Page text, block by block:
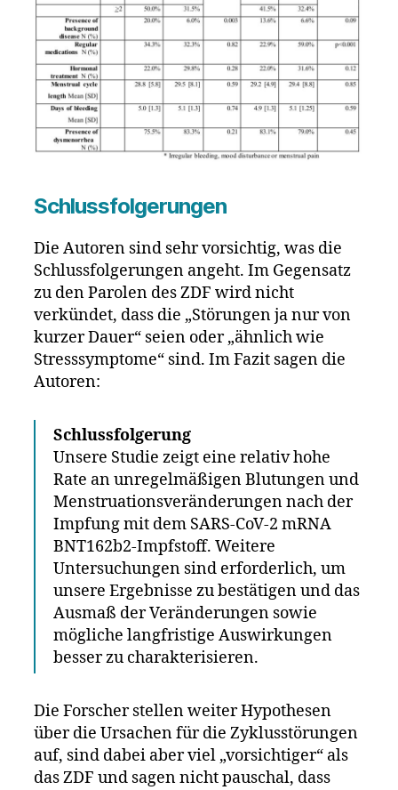
Schlussfolgerungen
Die Autoren sind sehr vorsichtig, was die
Schlussfolgerungen angeht. Im Gegensatz
zu den Parolen des ZDF wird nicht
verkündet, dass die „Störungen ja nur von
kurzer Dauer“ seien oder „ähnlich wie
Stresssymptome“ sind. Im Fazit sagen die
Autoren:
Schlussfolgerung
Unsere Studie zeigt eine relativ hohe
Rate an unregelmäßigen Blutungen und
Menstruationsveränderungen nach der
Impfung mit dem SARS-CoV-2 mRNA
BNT162b2-Impfstoff. Weitere
Untersuchungen sind erforderlich, um
unsere Ergebnisse zu bestätigen und das
Ausmaß der Veränderungen sowie
mögliche langfristige Auswirkungen
besser zu charakterisieren.
Die Forscher stellen weiter Hypothesen
über die Ursachen für die Zyklusstörungen
auf, sind dabei aber viel „vorsichtiger“ als
das ZDF und sagen nicht pauschal, dass